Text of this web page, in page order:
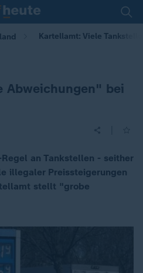
Kartellamt: Viele
Abweichungen" bei
an Tankstellen - seither
illegaler Preissteigerungen
stellt "grobe